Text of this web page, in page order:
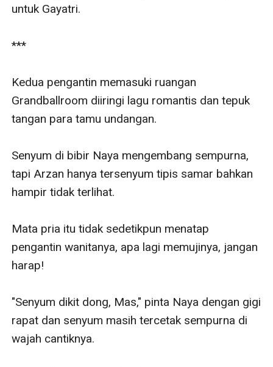
untuk Gayatri.
***
Kedua pengantin memasuki ruangan
Grandballroom diiringi lagu romantis dan tepuk
tangan para tamu undangan.
Senyum di bibir Naya mengembang sempurna,
tapi Arzan hanya tersenyum tipis samar bahkan
hampir tidak terlihat.
Mata pria itu tidak sedetikpun menatap
pengantin wanitanya, apa lagi memujinya, jangan
harap!
"Senyum dikit dong, Mas," pinta Naya dengan gigi
rapat dan senyum masih tercetak sempurna di
wajah cantiknya.